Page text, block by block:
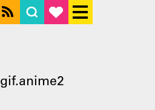
gif.anime2